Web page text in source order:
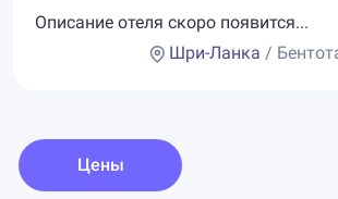
Описание отеля скоро появится...
Шри-Ланка /
Цены